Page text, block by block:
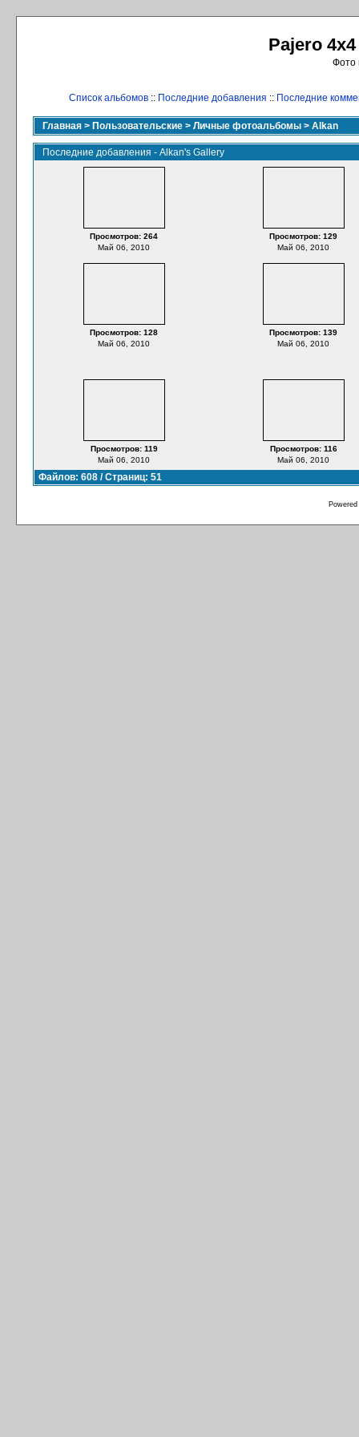
Pajero
Фото
Список альбомов :: Последние добавления :: Последние
Главная > Пользовательские > Личные фотоальбомы > Alkan
Последние добавления - Alkan's Gallery
Просмотров: 264
Май 06, 2010
Просмотров: 129
Май 06, 2010
Просмотров: 128
Май 06, 2010
Просмотров: 139
Май 06, 2010
Просмотров: 119
Май 06, 2010
Просмотров: 116
Май 06, 2010
Файлов: 608 / Страниц: 51